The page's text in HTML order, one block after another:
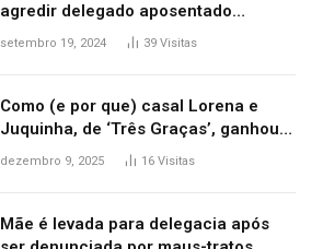
agredir delegado aposentado
durante confusão no trânsito
setembro 19, 2024 39 Visitas
Como (e por que) casal Lorena e
Juquinha, de ‘Três Graças’, ganhou
repercussão internacional
dezembro 9, 2025 16 Visitas
Mãe é levada para delegacia após